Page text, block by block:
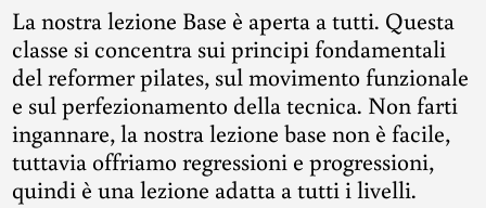
La nostra lezione Base è aperta a tutti. Questa
classe si concentra sui principi fondamentali
del reformer pilates, sul movimento funzionale
e sul perfezionamento della tecnica. Non farti
ingannare, la nostra lezione base non è facile,
tuttavia offriamo regressioni e progressioni,
quindi è una lezione adatta a tutti i livelli.